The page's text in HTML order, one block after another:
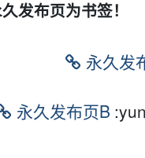
义车机
发布页为书签！
永久发
永久发布页B